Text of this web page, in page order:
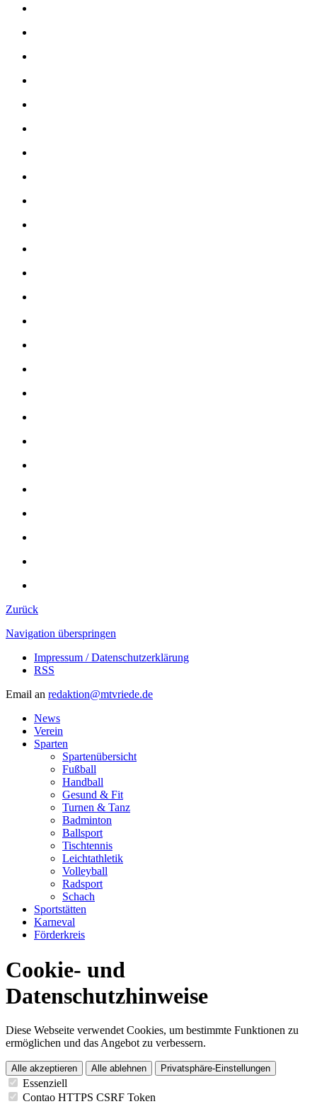
Zurück
Navigation überspringen
Impressum / Datenschutzerklärung
RSS
Email an redaktion@mtvriede.de
News
Verein
Sparten
Spartenübersicht
Fußball
Handball
Gesund & Fit
Turnen & Tanz
Badminton
Ballsport
Tischtennis
Leichtathletik
Volleyball
Radsport
Schach
Sportstätten
Karneval
Förderkreis
Cookie- und
Datenschutzhinweise
Diese Webseite verwendet Cookies, um bestimmte Funktionen zu
ermöglichen und das Angebot zu verbessern.
Alle akzeptieren Alle ablehnen Privatsphäre-Einstellungen
Essenziell
Contao HTTPS CSRF Token